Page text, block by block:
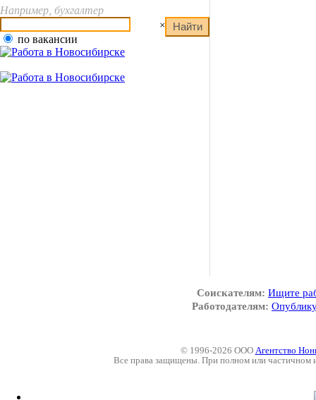
Например, бухгалтер
×
по вакансии
Соискателям: Ищите
Работодателям:
© 1996-2026 ООО Агентство
Все права защищены. При полном или частичном